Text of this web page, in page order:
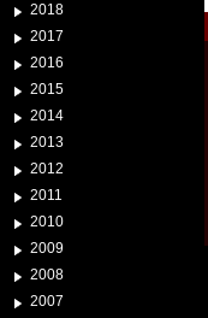
2018
2017
2016
2015
2014
2013
2012
2011
2010
2009
2008
2007